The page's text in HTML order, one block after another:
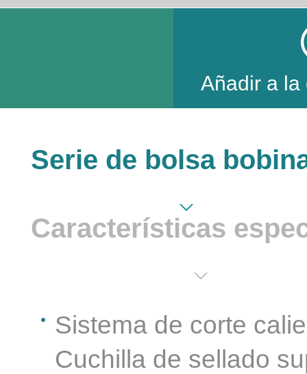
Añadir a la
Serie de bolsa
Características
Sistema de corte
Cuchilla de sellado